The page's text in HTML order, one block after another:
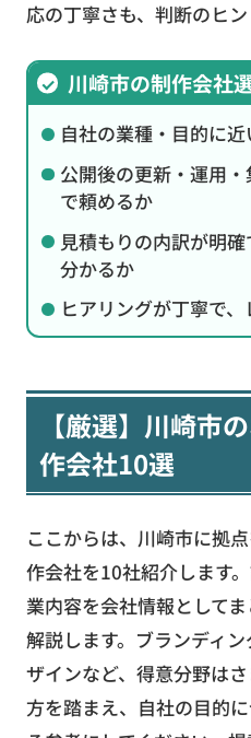
応の丁寧さも、判断のヒン
川崎市の制作会社
自社の業種・目的に
公開後の更新・運用
で頼めるか
見積もりの内訳が明
分かるか
ヒアリングが丁寧で
【厳選】川崎市
作会社10選
ここからは、川崎市に拠
作会社を10社紹介します
業内容を会社情報として
解説します。ブランディ
ザインなど、得意分野は
方を踏まえ、自社の目的